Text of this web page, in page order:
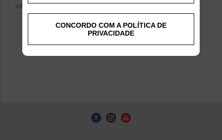
CONCORDO COM A POLÍTICA DE
PRIVACIDADE
informações sobre esse tipo de modalidade.